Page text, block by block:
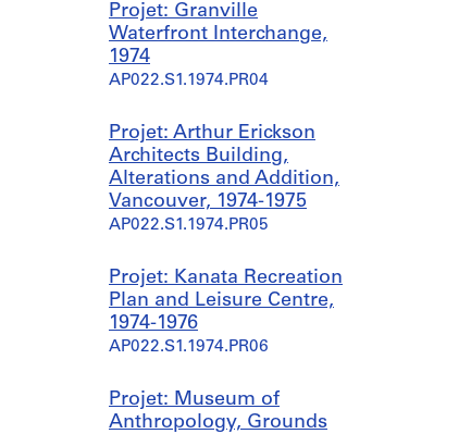
Projet: Granville
Waterfront Interchange,
1974
AP022.S1.1974.PR04
Projet: Arthur Erickson
Architects Building,
Alterations and Addition,
Vancouver, 1974-1975
AP022.S1.1974.PR05
Projet: Kanata Recreation
Plan and Leisure Centre,
1974-1976
AP022.S1.1974.PR06
Projet: Museum of
Anthropology, Grounds